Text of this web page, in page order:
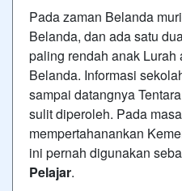
Pada zaman Belanda
Belanda, dan ada satu
paling rendah anak Lurah
Belanda. Informasi
sampai datangnya
sulit diperoleh. Pada
mempertahanankan
ini pernah digunakan
Pelajar.